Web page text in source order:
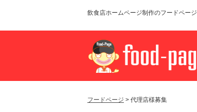
飲食店ホームページ制作のフードページ
フードページ > 代理店様募集